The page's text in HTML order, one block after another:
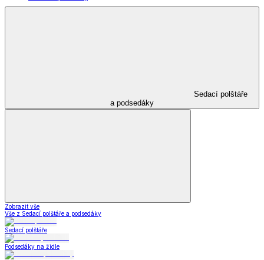
Sedací polštáře
a podsedáky
Zobrazit vše
Vše z Sedací polštáře a podsedáky
Sedací polštáře
Podsedáky na židle